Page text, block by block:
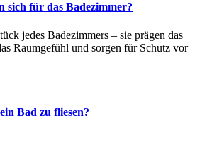
sich für das Badezimmer?
jedes Badezimmers – sie prägen das
Raumgefühl und sorgen für Schutz vor
Bad zu fliesen?